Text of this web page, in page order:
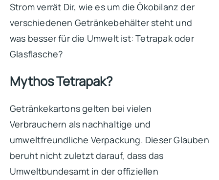
Strom verrät Dir, wie es um die Ökobilanz der
verschiedenen Getränkebehälter steht und
was besser für die Umwelt ist: Tetrapak oder
Glasflasche?
Mythos Tetrapak?
Getränkekartons gelten bei vielen
Verbrauchern als nachhaltige und
umweltfreundliche Verpackung. Dieser Glauben
beruht nicht zuletzt darauf, dass das
Umweltbundesamt in der offiziellen